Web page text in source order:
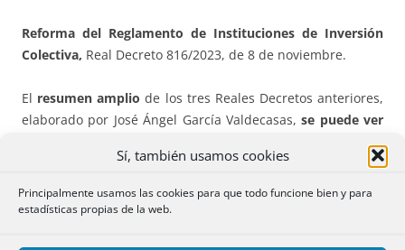
Sí, también usamos cookies
Principalmente usamos las cookies para que todo funcione bien y para
estadísticas propias de la web.
Reforma del Reglamento de Instituciones de Inversión
Colectiva, Real Decreto 816/2023, de 8 de noviembre.
El resumen amplio de los tres Reales Decretos anteriores,
elaborado por José Ángel García Valdecasas,se puede ver
Inteligencia artificial.